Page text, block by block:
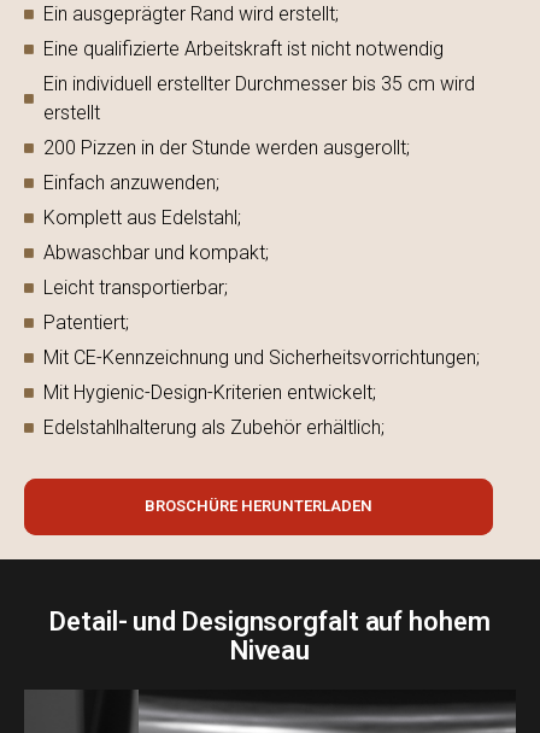
Ein ausgeprägter Rand wird erstellt;
Eine qualifizierte Arbeitskraft ist nicht notwendig
Ein individuell erstellter Durchmesser bis 35 cm wird
erstellt
200 Pizzen in der Stunde werden ausgerollt;
Einfach anzuwenden;
Komplett aus Edelstahl;
Abwaschbar und kompakt;
Leicht transportierbar;
Patentiert;
Mit CE-Kennzeichnung und Sicherheitsvorrichtungen;
Mit Hygienic-Design-Kriterien entwickelt;
Edelstahlhalterung als Zubehör erhältlich;
BROSCHÜRE HERUNTERLADEN
Detail- und Designsorgfalt auf hohem
Niveau